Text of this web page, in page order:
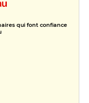
qui font confiance